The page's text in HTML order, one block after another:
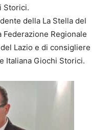
Storici.
della La Stella del
Regionale
Lazio e di consigliere
Italiana Giochi Storici.